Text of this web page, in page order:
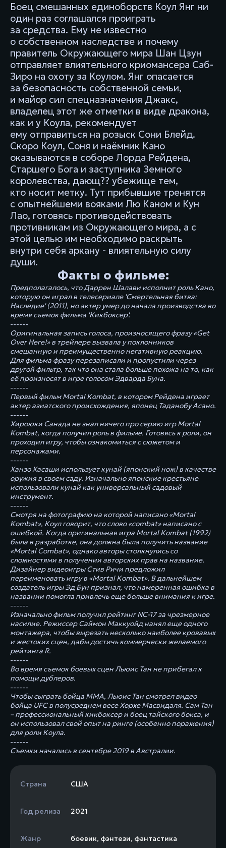
Боец смешанных единоборств Коул Янг ни
один раз соглашался проиграть
за средства. Ему не известно
о собственном наследстве и почему
правитель Окружающего мира Шан Цзун
отправляет влиятельного криомансера Саб-
Зиро на охоту за Коулом. Янг опасается
за безопасность собственной семьи,
и майор сил спецназначения Джакс,
владелец этот же отметки в виде дракона,
как и у Коула, рекомендует
ему отправиться на розыск Сони Блейд.
Скоро Коул, Соня и наёмник Кано
оказываются в соборе Лорда Рейдена,
Старшего Бога и заступника Земного
королевства, дающ?? убежище тем,
кто носит метку. Тут прибывшие тренятся
с опытнейшеми вояками Лю Каном и Кун
Лао, готовясь противодействовать
противникам из Окружающего мира, а с
этой целью им необходимо раскрыть
внутри себя аркану - влиятельную силу
души.
Факты о фильме:
Предполагалось, что Даррен Шалави исполнит роль Кано,
которую он играл в телесериале 'Смертельная битва:
Наследие' (2011), но актер умер до начала производства во
время съемок фильма 'Кикбоксер'.
------
Оригинальная запись голоса, произносящего фразу «Get
Over Here!» в трейлере вызвала у поклонников
смешанную и преимущественно негативную реакцию.
Для фильма фразу перезаписали и пропустили через
другой фильтр, так что она стала больше похожа на то, как
её произносят в игре голосом Эдварда Буна.
------
Первый фильм Mortal Kombat, в котором Рейдена играет
актер азиатского происхождения, японец Таданобу Асано.
------
Хироюки Санада не знал ничего про серию игр Mortal
Kombat, когда получил роль в фильме. Готовясь к роли, он
проходил игру, чтобы ознакомиться с сюжетом и
персонажами.
------
Ханзо Хасаши использует кунай (японский нож) в качестве
оружия в своем саду. Изначально японские крестьяне
использовали кунай как универсальный садовый
инструмент.
------
Смотря на фотографию на которой написано «Mortal
Kombat», Коул говорит, что слово «combat» написано с
ошибкой. Когда оригинальная игра Mortal Kombat (1992)
была в разработке, она должна была получить название
«Mortal Combat», однако авторы столкнулись со
сложностями в получении авторских прав на название.
Дизайнер видеоигры Стив Ричи предложил
переименовать игру в «Mortal Kombat». В дальнейшем
создатель игры Эд Бун признал, что намеренная ошибка в
названии помогла привлечь еще больше внимания к игре.
------
Изначально фильм получил рейтинг NC-17 за чрезмерное
насилие. Режиссер Саймон Маккуойд нанял еще одного
монтажера, чтобы вырезать несколько наиболее кровавых
и жестоких сцен, дабы достичь коммерчески желаемого
рейтинга R.
------
Во время съемок боевых сцен Льюис Тан не прибегал к
помощи дублеров.
------
Чтобы сыграть бойца ММА, Льюис Тан смотрел видео
бойца UFC в полусреднем весе Хорхе Масвидаля. Сам Тан
– профессиональный кикбоксер и боец тайского бокса, и
он использовал свой опыт на ринге (особенно поражения)
для роли Коула.
------
Съемки начались в сентябре 2019 в Австралии.
Страна США
Год релиза 2021
Жанр боевик, фэнтези, фантастика